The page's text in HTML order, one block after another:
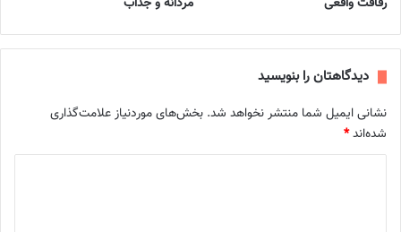
دیدگاهتان را بنویسید
نشانی ایمیل شما منتشر نخواهد شد. بخش‌های موردنیاز علامت‌گذاری
شده‌اند*